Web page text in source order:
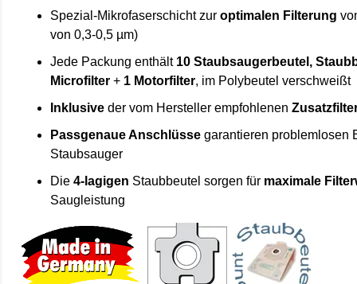
Spezial-Mikrofaserschicht zuroptimalen Filterung
von 0,3-0,5 µm)
Jede Packung enthält 10 Staubsaugerbeutel,
Microfilter + 1 Motorfilter, im Polybeutel verschweißt
Inklusive der vom Hersteller empfohlenen
Passgenaue Anschlüsse garantieren problemlosen
Staubsauger
Die4-lagigen Staubbeutel sorgen für maximale
Saugleistung